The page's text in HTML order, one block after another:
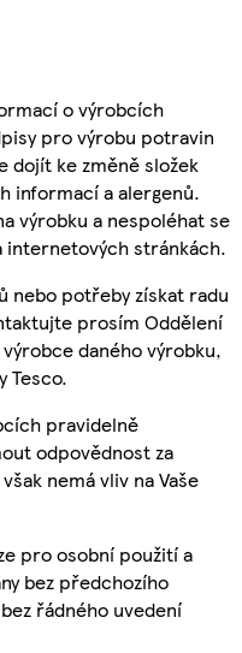
o výrobcích
pro výrobu potravin
dojít ke změně složek
informací a alergenů.
výrobku a nespoléhat se
internetových stránkách.
nebo potřeby získat radu
prosím Oddělení
daného výrobku,
Tesco.
pravidelně
odpovědnost za
nemá vliv na Vaše
pro osobní použití a
bez předchozího
řádného uvedení